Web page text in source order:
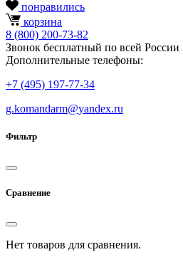
понравились
корзина
8 (800) 200-73-82
Звонок бесплатный по всей России
Дополнительные телефоны:
+7 (495) 197-77-34
g.komandarm@yandex.ru
Фильтр
Сравнение
Нет товаров для сравнения.